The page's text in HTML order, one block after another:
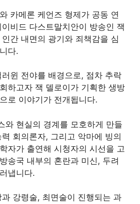
카메론 케언즈 형제가 공동 연
비드 다스트말치안이 방송인 잭
간 내면의 광기와 죄책감을 심
다.
윈 전야를 배경으로, 점차 추락
하고자 잭 델로이가 기획한 생방
로 이야기가 전개됩니다.
와 현실의 경계를 모호하게 만들
회의론자, 그리고 악마에 빙의
자가 출연해 시청자의 시선을 고
송국 내부의 혼란과 미신, 두려
냅니다.
강령술, 최면술이 진행되는 과